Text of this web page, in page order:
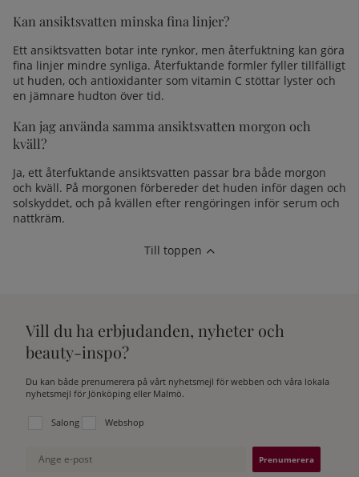
Kan ansiktsvatten minska fina linjer?
Ett ansiktsvatten botar inte rynkor, men återfuktning kan göra
fina linjer mindre synliga. Återfuktande formler fyller tillfälligt
ut huden, och antioxidanter som vitamin C stöttar lyster och
en jämnare hudton över tid.
Kan jag använda samma ansiktsvatten morgon och
kväll?
Ja, ett återfuktande ansiktsvatten passar bra både morgon
och kväll. På morgonen förbereder det huden inför dagen och
solskyddet, och på kvällen efter rengöringen inför serum och
nattkräm.
Till toppen
Vill du ha erbjudanden, nyheter och
beauty-inspo?
Du kan både prenumerera på vårt nyhetsmejl för webben och våra lokala
nyhetsmejl för Jönköping eller Malmö.
Välj vilken lista du vill prenumerera på:
Salong Webshop
Ange e-post